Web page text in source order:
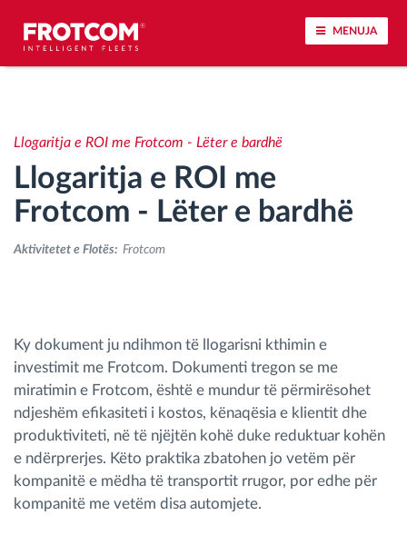
MENUJA
Analizat-e-sjelljes-te-vozitjes
Monitorimi i kohës së ngasjes
Qasja e kontrollit
Menaxhimi i karburantit
Planifikimi dhe monitorimi rrugor
Llogaritja e ROI me Frotcom - Lëter e bardhë
Llogaritja e ROI me
Frotcom - Lëter e bardhë
Aktivitetet e Flotës: Frotcom
Ky dokument ju ndihmon të llogarisni kthimin e
investimit me Frotcom. Dokumenti tregon se me
miratimin e Frotcom, është e mundur të përmirësohet
ndjeshëm efikasiteti i kostos, kënaqësia e klientit dhe
produktiviteti, në të njëjtën kohë duke reduktuar kohën
e ndërprerjes. Këto praktika zbatohen jo vetëm për
kompanitë e mëdha të transportit rrugor, por edhe për
kompanitë me vetëm disa automjete.